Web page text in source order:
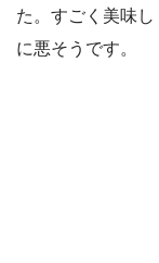
た。すごく美味
に悪そうです。